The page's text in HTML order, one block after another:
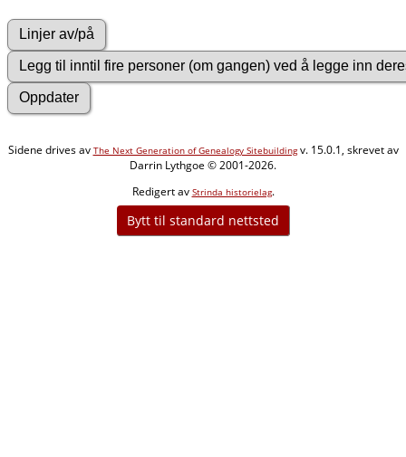
Sidene drives av The Next Generation of Genealogy Sitebuildingv. 15.0.1, skrevet av
Darrin Lythgoe © 2001-2026.
Redigert av Strinda historielag.
Bytt til standard nettsted